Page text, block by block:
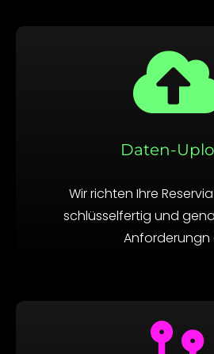
Daten-
Wir richten Ihre
schlüsselfertig und
Anforderungn